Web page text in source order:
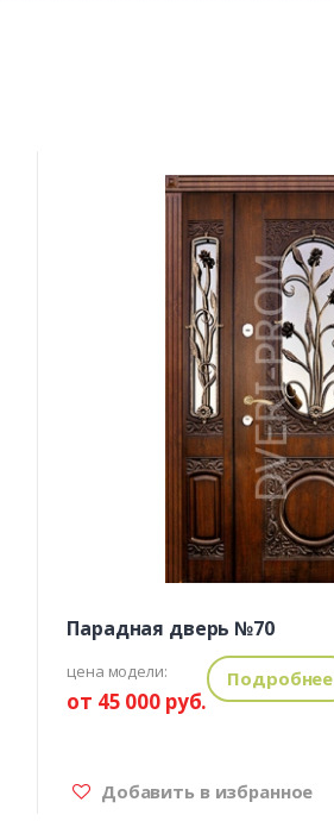
Парадная дверь №70
цена модели:
от 45 000 руб.
Подробнее
Добавить в избранное